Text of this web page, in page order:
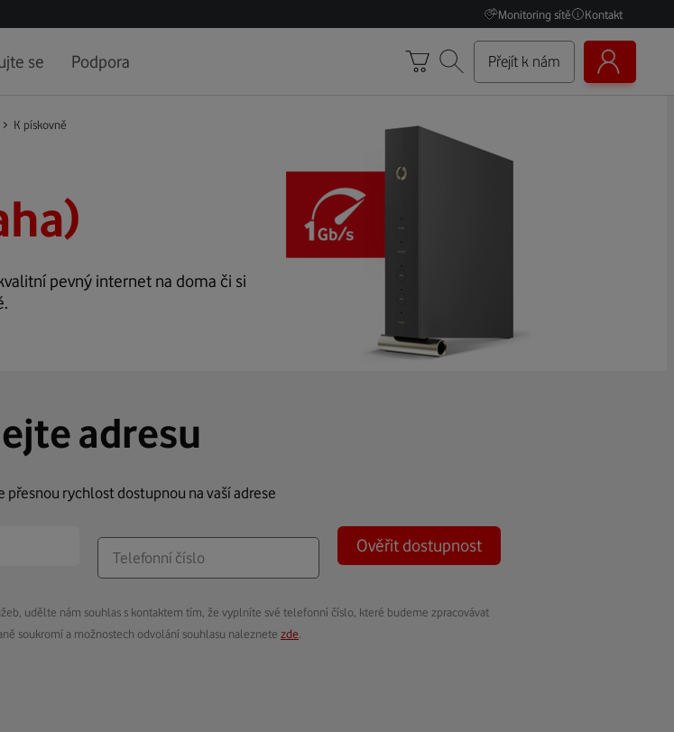
Monitoring sítě Kontakt
se Podpora Přejít k nám
K pískovně
pevný internet na doma či si
adresu
přesnou rychlost dostupnou na vaší adrese
Ověřit dostupnost
udělte nám souhlas s kontaktem tím, že vyplníte své telefonní číslo, které budeme zpracovávat
soukromí a možnostech odvolání souhlasu naleznete zde